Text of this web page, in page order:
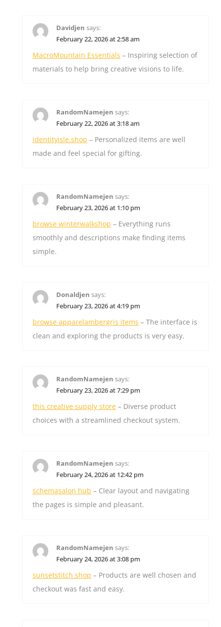
Davidjen says:
February 22, 2026 at 2:58 am
MacroMountain Essentials – Inspiring selection of
materials to help bring creative visions to life.
RandomNamejen says:
February 22, 2026 at 3:18 am
identityisle.shop – Personalized items are well
made and feel special for gifting.
RandomNamejen says:
February 23, 2026 at 1:10 pm
browse winterwalkshop – Everything runs
smoothly and descriptions make finding items
simple.
Donaldjen says:
February 23, 2026 at 4:19 pm
browse apparelambergris items – The interface is
clean and exploring the products is very easy.
RandomNamejen says:
February 23, 2026 at 7:29 pm
this creative supply store – Diverse product
choices with a streamlined checkout system.
RandomNamejen says:
February 24, 2026 at 12:42 pm
schemasalon hub – Clear layout and navigating
the pages is simple and pleasant.
RandomNamejen says:
February 24, 2026 at 3:08 pm
sunsetstitch shop – Products are well chosen and
checkout was fast and easy.